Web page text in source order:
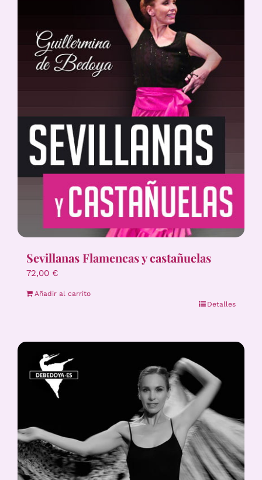
Sevillanas Flamencas y castañuelas
72,00 €
Añadir al carrito
Detalles